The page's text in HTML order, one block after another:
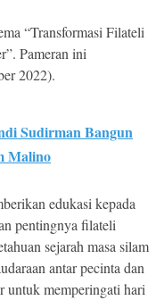
“Transformasi Filateli
Pameran ini
2022).
Sudirman Bangun
Malino
edukasi kepada
pentingnya filateli
sejarah masa silam
antar pecinta dan
memperingati hari